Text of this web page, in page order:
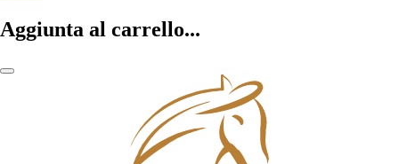
Aggiunta al carrello...